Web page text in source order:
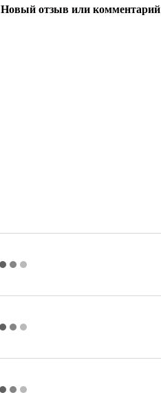
Новый отзыв или комментарий